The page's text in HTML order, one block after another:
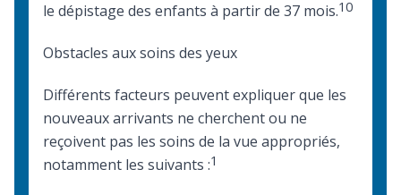
le dépistage des enfants à partir de 37 mois.10
Obstacles aux soins des yeux
Différents facteurs peuvent expliquer que les
nouveaux arrivants ne cherchent ou ne
reçoivent pas les soins de la vue appropriés,
notamment les suivants :1